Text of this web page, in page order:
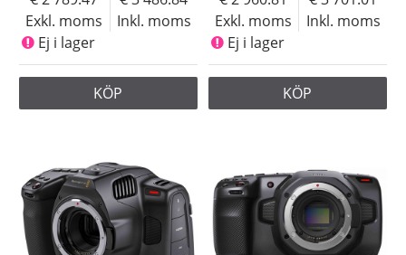
Exkl. moms
Inkl. moms
Ej i lager
KÖP
Exkl. moms
Inkl. moms
Ej i lager
KÖP